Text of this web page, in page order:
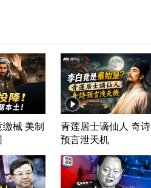
械 美制
青莲居士谪仙人 奇诗
预言泄天机